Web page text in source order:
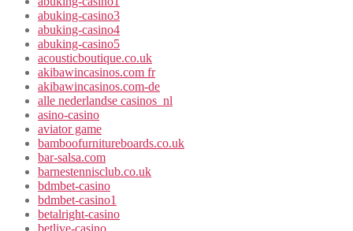
abuking-casino3
abuking-casino4
abuking-casino5
acousticboutique.co.uk
akibawincasinos.com fr
akibawincasinos.com-de
alle nederlandse casinos_nl
asino-casino
aviator game
bamboofurnitureboards.co.uk
bar-salsa.com
barnestennisclub.co.uk
bdmbet-casino
bdmbet-casino1
betalright-casino